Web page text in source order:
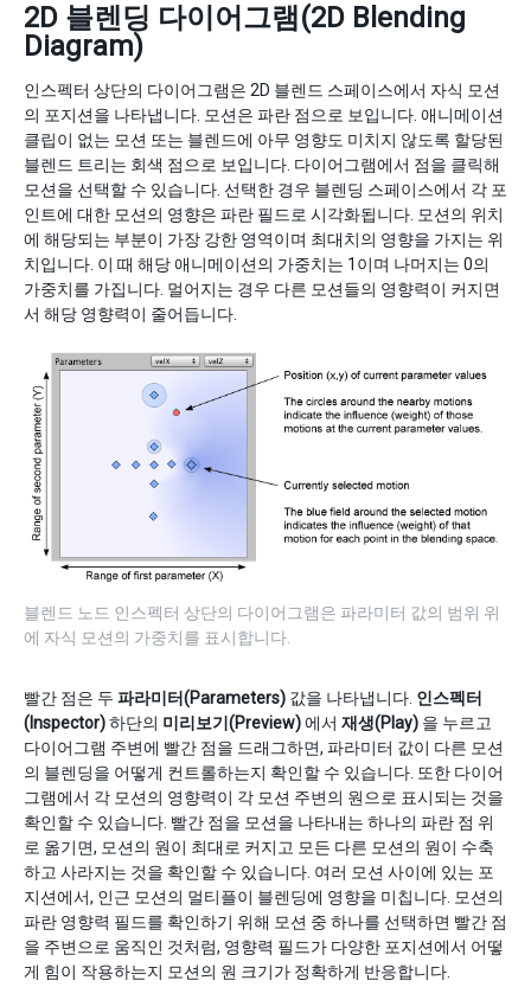
2D 블렌딩 다이어그램(2D Blending
Diagram)
인스펙터 상단의 다이어그램은 2D 블렌드 스페이스에서 자식 모션
의 포지션을 나타냅니다. 모션은 파란 점으로 보입니다. 애니메이션
클립이 없는 모션 또는 블렌드에 아무 영향도 미치지 않도록 할당된
블렌드 트리는 회색 점으로 보입니다. 다이어그램에서 점을 클릭해
모션을 선택할 수 있습니다. 선택한 경우 블렌딩 스페이스에서 각 포
인트에 대한 모션의 영향은 파란 필드로 시각화됩니다. 모션의 위치
에 해당되는 부분이 가장 강한 영역이며 최대치의 영향을 가지는 위
치입니다. 이 때 해당 애니메이션의 가중치는 1이며 나머지는 0의
가중치를 가집니다. 멀어지는 경우 다른 모션들의 영향력이 커지면
서 해당 영향력이 줄어듭니다.
블렌드 노드 인스펙터 상단의 다이어그램은 파라미터 값의 범위 위
에 자식 모션의 가중치를 표시합니다.
빨간 점은 두 파라미터(Parameters) 값을 나타냅니다. 인스펙터
(Inspector)하단의 미리보기(Preview)에서 재생(Play) 을 누르고
다이어그램 주변에 빨간 점을 드래그하면, 파라미터 값이 다른 모션
의 블렌딩을 어떻게 컨트롤하는지 확인할 수 있습니다. 또한 다이어
그램에서 각 모션의 영향력이 각 모션 주변의 원으로 표시되는 것을
확인할 수 있습니다. 빨간 점을 모션을 나타내는 하나의 파란 점 위
로 옮기면, 모션의 원이 최대로 커지고 모든 다른 모션의 원이 수축
하고 사라지는 것을 확인할 수 있습니다. 여러 모션 사이에 있는 포
지션에서, 인근 모션의 멀티플이 블렌딩에 영향을 미칩니다. 모션의
파란 영향력 필드를 확인하기 위해 모션 중 하나를 선택하면 빨간 점
을 주변으로 움직인 것처럼, 영향력 필드가 다양한 포지션에서 어떻
게 힘이 작용하는지 모션의 원 크기가 정확하게 반응합니다.